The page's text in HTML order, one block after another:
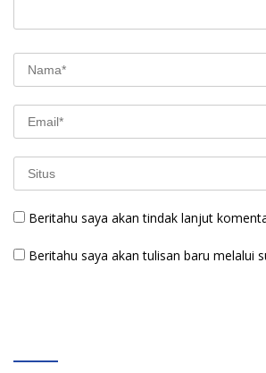
Beritahu saya akan tindak lanjut
Beritahu saya akan tulisan baru melalui